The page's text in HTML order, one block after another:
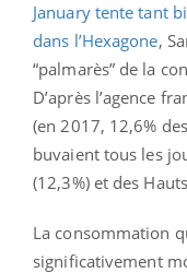
January tente tant
dans l’Hexagone,
“palmarès” de la
D’après l’agence
(en 2017, 12,6%
buvaient tous les
(12,3%) et des
La consommation
significativement